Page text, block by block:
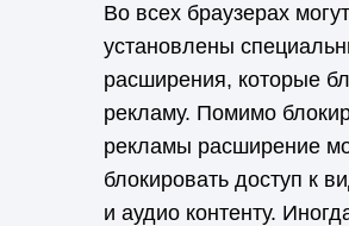
Во всех браузерах
установлены
расширения, которые
рекламу. Помимо
рекламы расширение
блокировать доступ к
и аудио контенту.